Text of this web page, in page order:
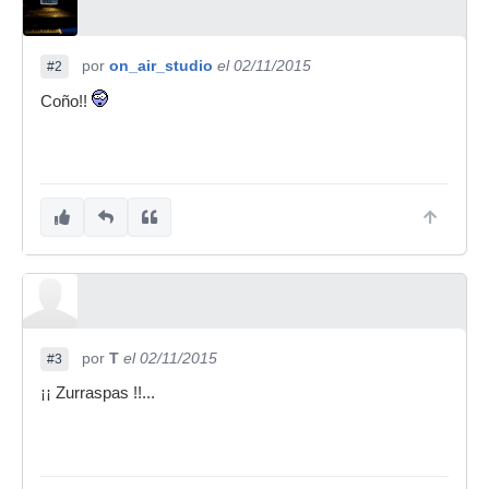
#2 por on_air_studio el 02/11/2015
Coño!!
#3 por T el 02/11/2015
¡¡ Zurraspas !!...